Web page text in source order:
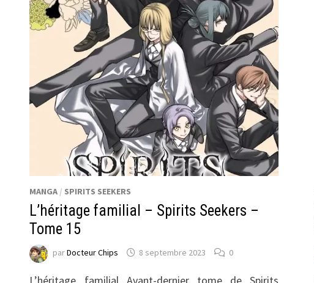
MANGA / SPIRITS SEEKERS
L’héritage familial – Spirits Seekers –
Tome 15
parDocteur Chips 8 septembre 2023 0